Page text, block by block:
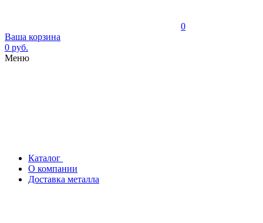
0
Ваша корзина
0 руб.
Меню
Каталог
О компании
Доставка металла